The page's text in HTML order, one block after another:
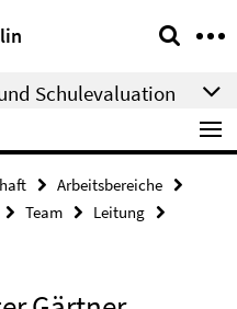
Schulevaluation
Arbeitsbereiche
Team
Leitung